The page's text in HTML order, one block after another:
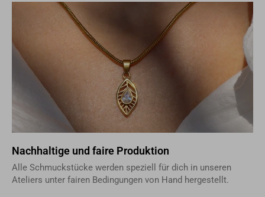
Nachhaltige und faire Produktion
Alle Schmuckstücke werden speziell für dich in unseren
Ateliers unter fairen Bedingungen von Hand hergestellt.